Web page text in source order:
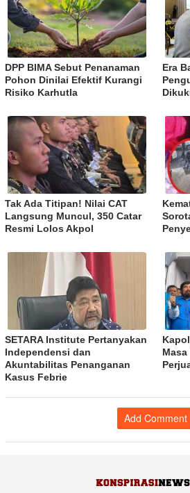
DPP BIMA Sebut Penanaman
Pohon Dinilai Efektif Kurangi
Risiko Karhutla
Era
Tak Ada Titipan! Nilai CAT
Langsung Muncul, 350 Catar
Resmi Lolos Akpol
SETARA Institute Pertanyakan
Independensi dan
Akuntabilitas Penanganan
Kasus Febrie
Add Comment